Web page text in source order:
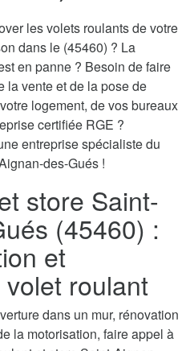
les volets roulants de votre
dans le (45460) ? La
en panne ? Besoin de faire
la vente et de la pose de
logement, de vos bureaux
certifiée RGE ?
entreprise spécialiste du
des-Gués !
store Saint-
(45460) :
et
roulant
dans un mur, rénovation
la motorisation, faire appel à